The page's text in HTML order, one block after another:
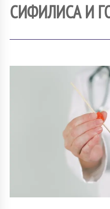
СИФИЛИСА И